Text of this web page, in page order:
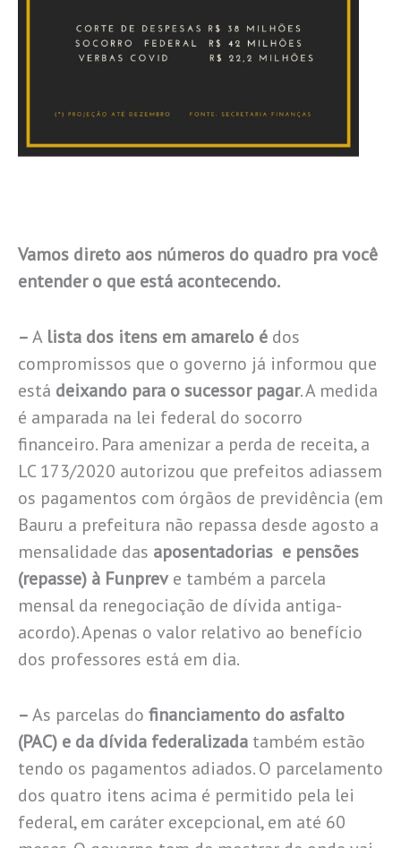
Vamos direto aos números do quadro pra você
entender o que está acontecendo.
–A lista dos itens em amarelo é dos
compromissos que o governo já informou que
está deixando para o sucessor pagar. A medida
é amparada na lei federal do socorro
financeiro. Para amenizar a perda de receita, a
LC 173/2020 autorizou que prefeitos adiassem
os pagamentos com órgãos de previdência (em
Bauru a prefeitura não repassa desde agosto a
mensalidade das aposentadorias e pensões
(repasse) à Funpreve também a parcela
mensal da renegociação de dívida antiga-
acordo). Apenas o valor relativo ao benefício
dos professores está em dia.
–As parcelas do financiamento do asfalto
(PAC) e da dívida federalizada também estão
tendo os pagamentos adiados. O parcelamento
dos quatro itens acima é permitido pela lei
federal, em caráter excepcional, em até 60